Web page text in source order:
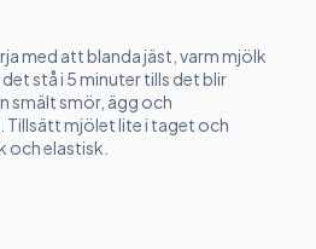
med att blanda jäst, varm mjölk
stå i 5 minuter tills det blir
smält smör, ägg och
Tillsätt mjölet lite i taget och
och elastisk.